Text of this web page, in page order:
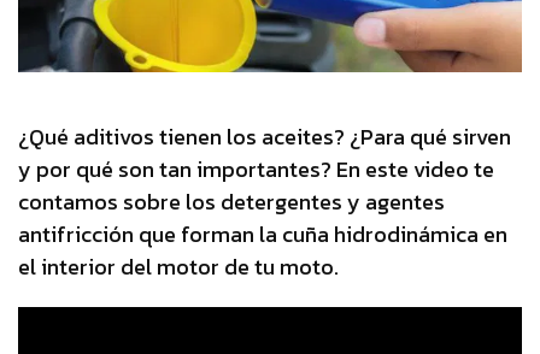
¿Qué aditivos tienen los aceites? ¿Para qué sirven
y por qué son tan importantes? En este video te
contamos sobre los detergentes y agentes
antifricción que forman la cuña hidrodinámica en
el interior del motor de tu moto.